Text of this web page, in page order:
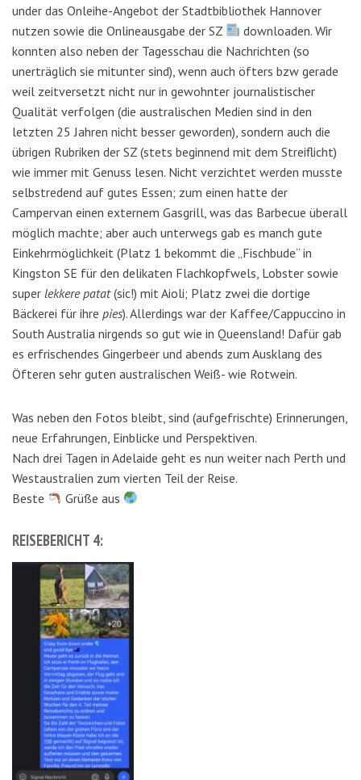
under das Onleihe-Angebot der Stadtbibliothek Hannover
nutzen sowie die Onlineausgabe der SZ
downloaden. Wir
konnten also neben der Tagesschau die Nachrichten (so
unerträglich sie mitunter sind), wenn auch öfters bzw gerade
weil zeitversetzt nicht nur in gewohnter journalistischer
Qualität verfolgen (die australischen Medien sind in den
letzten 25 Jahren nicht besser geworden), sondern auch die
übrigen Rubriken der SZ (stets beginnend mit dem Streiflicht)
wie immer mit Genuss lesen. Nicht verzichtet werden musste
selbstredend auf gutes Essen; zum einen hatte der
Campervan einen externem Gasgrill, was das Barbecue überall
möglich machte; aber auch unterwegs gab es manch gute
Einkehrmöglichkeit (Platz 1 bekommt die „Fischbude“ in
Kingston SE für den delikaten Flachkopfwels, Lobster sowie
super lekkere patat(sic!) mit Aioli; Platz zwei die dortige
Bäckerei für ihre pies). Allerdings war der Kaffee/Cappuccino in
South Australia nirgends so gut wie in Queensland! Dafür gab
es erfrischendes Gingerbeer und abends zum Ausklang des
Öfteren sehr guten australischen Weiß- wie Rotwein.
Was neben den Fotos bleibt, sind (aufgefrischte) Erinnerungen,
neue Erfahrungen, Einblicke und Perspektiven.
Nach drei Tagen in Adelaide geht es nun weiter nach Perth und
Westaustralien zum vierten Teil der Reise.
Beste
Grüße aus
REISEBERICHT 4: